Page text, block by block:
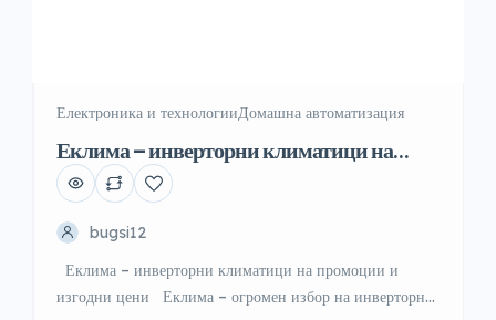
Електроника и технологииДомашна автоматизация
Еклима – инверторни климатици на
промоции и изгодни цени
bugsi12
Еклима – инверторни климатици на промоции и
изгодни цени Еклима – огромен избор на инверторни